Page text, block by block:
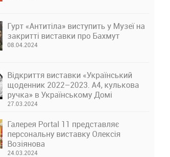
Гурт «Антитіла» виступить у Музеї на
закритті виставки про Бахмут
08.04.2024
Відкриття виставки «Український
щоденник 2022–2023. А4, кулькова
ручка» в Українському Домі
27.03.2024
Галерея Portal 11 представляє
персональну виставку Олексія
Возіянова
24.03.2024